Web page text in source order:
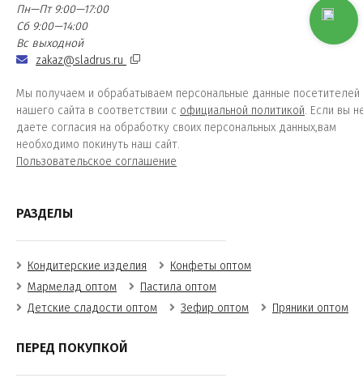
Пн—Пт 9:00—17:00
Сб 9:00—14:00
Вс выходной
zakaz@sladrus.ru
Мы получаем и обрабатываем персональные данные посетителей
нашего сайта в соответствии с официальной политикой. Если вы
даете согласия на обработку своих персональных данных,вам
необходимо покинуть наш сайт.
Пользовательское соглашение
РАЗДЕЛЫ
Кондитерские изделия
Конфеты оптом
Мармелад оптом
Пастила оптом
Детские сладости оптом
Зефир оптом Пряники оптом
ПЕРЕД ПОКУПКОЙ